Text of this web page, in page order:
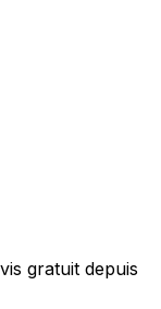
gratuit depuis